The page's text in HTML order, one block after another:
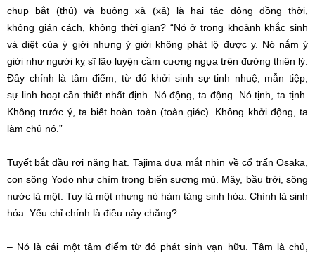
chụp bắt (thủ) và buông xả (xả) là haitác động đồng thời
không gián cách , không thời gian? “Nó ở trong khoảnh khắc sinh
và diệt củaý giớinhưng ý giớikhông phát lộ được y. Nó nắmý
giới như người kỵ sĩ lão luyện cầm cương ngựa trên đường thiên lý.
Đây chính là tâm điểm, từ đó khởi sinh sự tinh nhuệ, mẫn tiệp
sự linh hoạt cần thiết nhất định . Nó động, ta động. Nó tịnh, ta tịnh.
Không trước ý, ta biết hoàn toàn (toàn giác). Không khởi động, ta
làm chủ nó.”
Tuyết bắt đầu rơi nặng hạt. Tajimađưa mắt nhìn về cổ trấn Osaka,
con sông Yodo như chìm trong biển sương mù. Mây, bầu trời, sông
nước là một. Tuy là một nhưng nó hàm tàng sinh hóa . Chính là sinh
hóa Yếu chỉ chính là điều này chăng?
– Nó là cái một tâm điểm từ đó phát sinhvạn hữu . Tâm là chủ,